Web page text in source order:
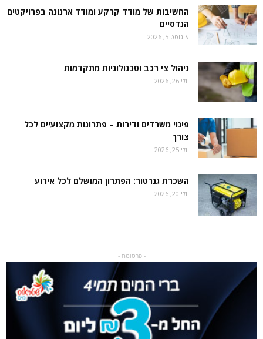
החשיבות של מודד קרקע ומודד ארנונה בפרויקטים
הנדסיים
אוגוסט 5, 2026
ניהול צי רכב וטכנולוגיות מתקדמות
יולי 26, 2026
פינוי משרדים ודירות – פתרונות מקצועיים לכל
צורך
יולי 25, 2026
השכרת גנרטור: הפתרון המושלם לכל אירוע
יולי 20, 2026
- פרסומת -